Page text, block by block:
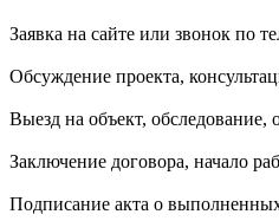
Заявка на сайте или звонок по
Обсуждение проекта,
Выезд на объект, обследование,
Заключение договора, начало
Подписание акта о